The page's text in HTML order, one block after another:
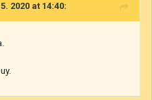
2020 at 14:40: